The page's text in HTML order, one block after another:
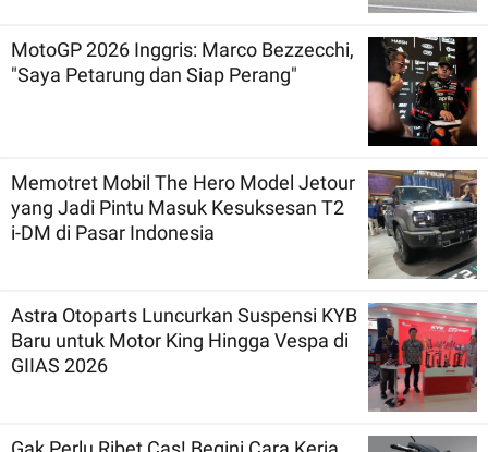
MotoGP 2026 Inggris: Marco Bezzecchi,
"Saya Petarung dan Siap Perang"
Memotret Mobil The Hero Model Jetour
yang Jadi Pintu Masuk Kesuksesan T2
i-DM di Pasar Indonesia
Astra Otoparts Luncurkan Suspensi KYB
Baru untuk Motor King Hingga Vespa di
GIIAS 2026